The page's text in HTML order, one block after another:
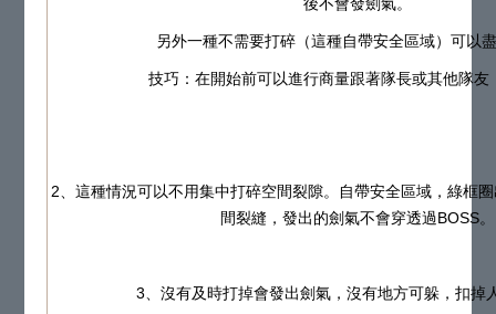
另外一種不需要打碎（這種自帶安全區域）可以
技巧：在開始前可以進行商量跟著隊長或其他隊友
2、這種情況可以不用集中打碎空間裂隙。自帶安全區域，綠框
間裂縫，發出的劍氣不會穿透過BOSS。
3、沒有及時打掉會發出劍氣，沒有地方可躲，扣掉